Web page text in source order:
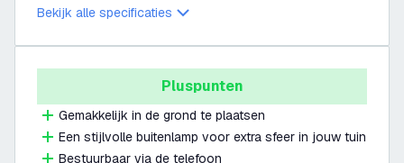
Bekijk alle specificaties
Pluspunten
Gemakkelijk in de grond te plaatsen
Een stijlvolle buitenlamp voor extra sfeer in jouw tuin
Bestuurbaar via de telefoon